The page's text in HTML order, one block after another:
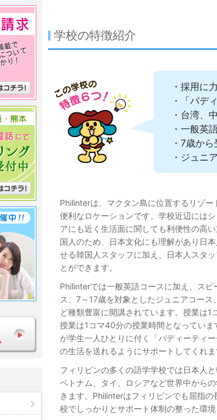
学校の特徴紹介
・採用に
・「バデ
・台湾、
・一般英
・7歳か
・ジュニ
Philinterは、マクタン島に位置するリゾ
便利なロケーションです。学校近辺には
アにも近く生活面に関しても利便性の高
国人のため、日本文化にも理解があり日
せる韓国人スタッフに加え、日本人スタ
とができます。
Philinterでは一般英語コースに加え、ス
ス、7～17歳を対象としたジュニアコー
ど種類豊富に開講されています。授業は
授業は1コマ40分の授業時間となってい
が学生一人ひとりに付く「バディーティ
の生活を送れるようにサポートしてくれま
フィリピンの多くの語学学校では日本人
ベトナム、タイ、ロシアなど世界中から
きます。Philinterはフィリピンでも屈指
校でしっかりとサポート体制の整った環